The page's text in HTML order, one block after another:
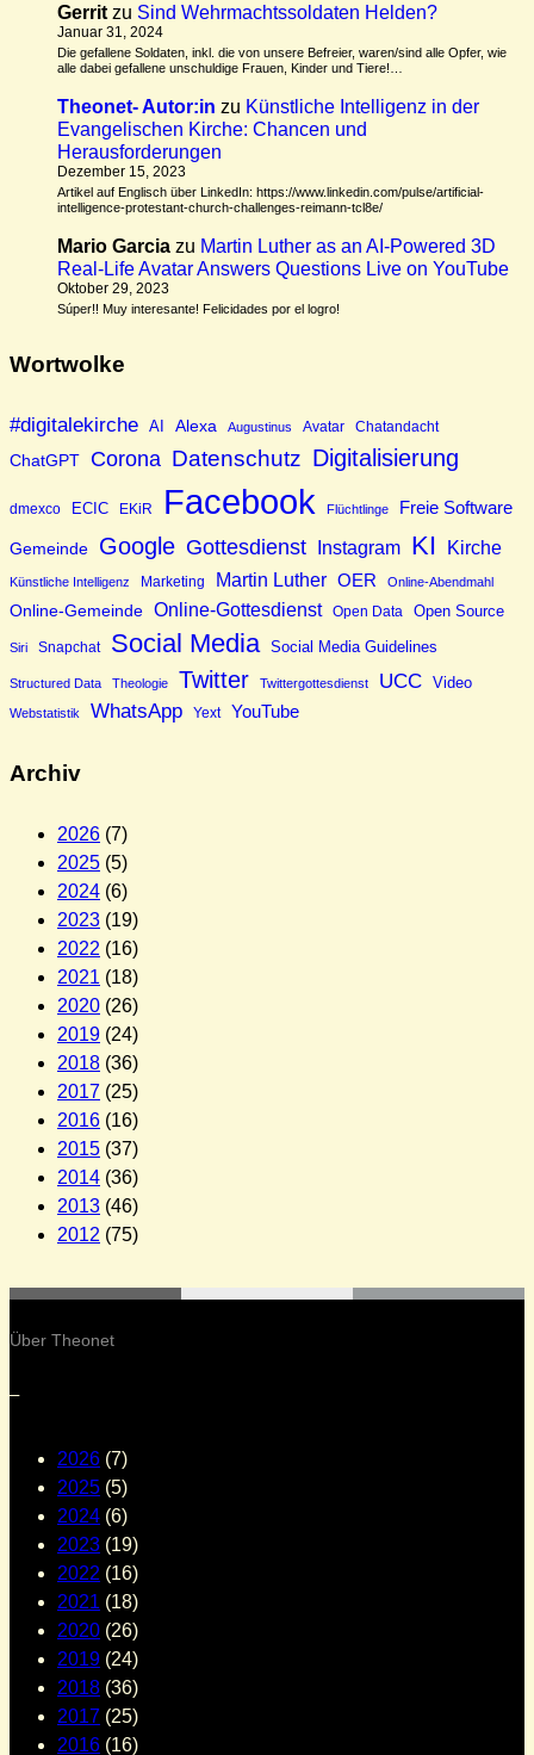
Gerrit zu Sind Wehrmachtssoldaten Helden?
Januar 31, 2024
Die gefallene Soldaten, inkl. die von unsere Befreier, waren/sind alle Opfer, wie
alle dabei gefallene unschuldige Frauen, Kinder und Tiere!…
Theonet- Autor:in zu Künstliche Intelligenz in der
Evangelischen Kirche: Chancen und
Herausforderungen
Dezember 15, 2023
Artikel auf Englisch über LinkedIn: https://www.linkedin.com/pulse/artificial-
intelligence-protestant-church-challenges-reimann-tcl8e/
Mario Garcia zu Martin Luther as an AI-Powered 3D
Real-Life Avatar Answers Questions Live on YouTube
Oktober 29, 2023
Súper!! Muy interesante! Felicidades por el logro!
Wortwolke
#digitalekirche AI Alexa Augustinus Avatar Chatandacht
ChatGPT Corona Datenschutz Digitalisierung
dmexco ECIC EKiR Facebook Flüchtlinge Freie Software
Gemeinde Google Gottesdienst Instagram KI Kirche
Künstliche Intelligenz Marketing Martin Luther OER Online-Abendmahl
Online-Gemeinde Online-Gottesdienst Open Data Open Source
Siri Snapchat Social Media Social Media Guidelines
Structured Data Theologie Twitter Twittergottesdienst UCC Video
Webstatistik WhatsApp Yext YouTube
Archiv
2026 (7)
2025 (5)
2024 (6)
2023 (19)
2022 (16)
2021 (18)
2020 (26)
2019 (24)
2018 (36)
2017 (25)
2016 (16)
2015 (37)
2014 (36)
2013 (46)
2012 (75)
Über Theonet
–
2026 (7)
2025 (5)
2024 (6)
2023 (19)
2022 (16)
2021 (18)
2020 (26)
2019 (24)
2018 (36)
2017 (25)
2016 (16)